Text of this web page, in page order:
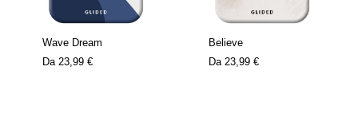
Wave Dream
Da 23,99 €
Believe
Da 23,99 €